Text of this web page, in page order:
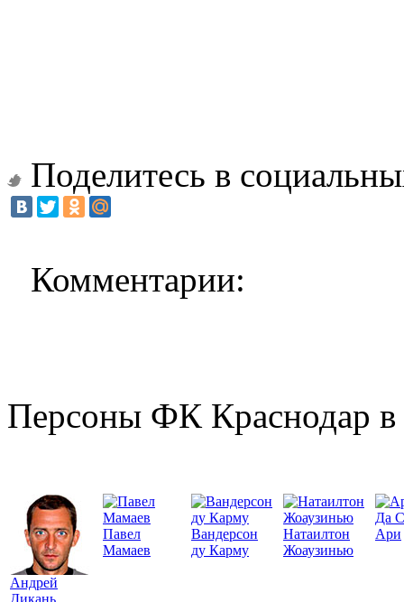
Поделитесь в
Комментарии:
Персоны ФК Краснодар в
Андрей
Дикань
Павел
Мамаев
Вандерсон
ду Карму
Натаилтон
Жоаузинью
Да
Ари